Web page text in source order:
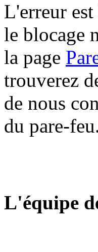
L'erreur
le blocage
la page
trouverez
de nous
du pare-
L'équipe